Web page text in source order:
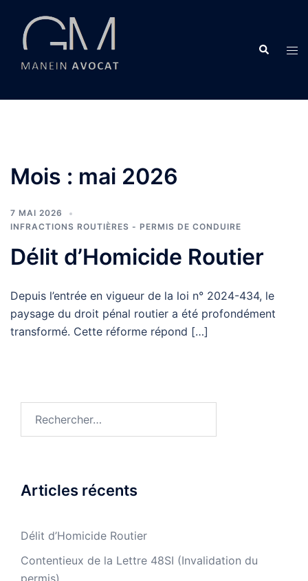
contenu
Mois : mai 2026
7 MAI 2026
INFRACTIONS ROUTIÈRES - PERMIS DE CONDUIRE
Délit d’Homicide Routier
Depuis l’entrée en vigueur de la loi n° 2024-434, le
paysage du droit pénal routier a été profondément
transformé. Cette réforme répond […]
Articles récents
Délit d’Homicide Routier
Contentieux de la Lettre 48SI (Invalidation du
permis)